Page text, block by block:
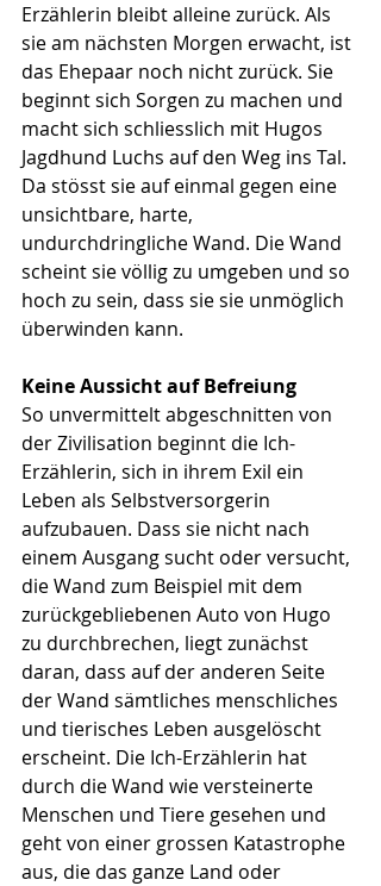
Erzählerin bleibt alleine zurück. Als
sie am nächsten Morgen erwacht, ist
das Ehepaar noch nicht zurück. Sie
beginnt sich Sorgen zu machen und
macht sich schliesslich mit Hugos
Jagdhund Luchs auf den Weg ins Tal.
Da stösst sie auf einmal gegen eine
unsichtbare, harte,
undurchdringliche Wand. Die Wand
scheint sie völlig zu umgeben und so
hoch zu sein, dass sie sie unmöglich
überwinden kann.
Keine Aussicht auf Befreiung
So unvermittelt abgeschnitten von
der Zivilisation beginnt die Ich-
Erzählerin, sich in ihrem Exil ein
Leben als Selbstversorgerin
aufzubauen. Dass sie nicht nach
einem Ausgang sucht oder versucht,
die Wand zum Beispiel mit dem
zurückgebliebenen Auto von Hugo
zu durchbrechen, liegt zunächst
daran, dass auf der anderen Seite
der Wand sämtliches menschliches
und tierisches Leben ausgelöscht
erscheint. Die Ich-Erzählerin hat
durch die Wand wie versteinerte
Menschen und Tiere gesehen und
geht von einer grossen Katastrophe
aus, die das ganze Land oder